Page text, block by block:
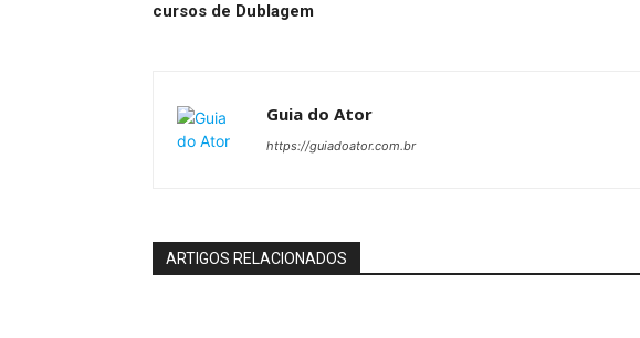
cursos de Dublagem
Guia do Ator
https://guiadoator.com.br
ARTIGOS RELACIONADOS